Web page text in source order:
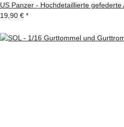
US Panzer - Hochdetaillierte
19,90 € *